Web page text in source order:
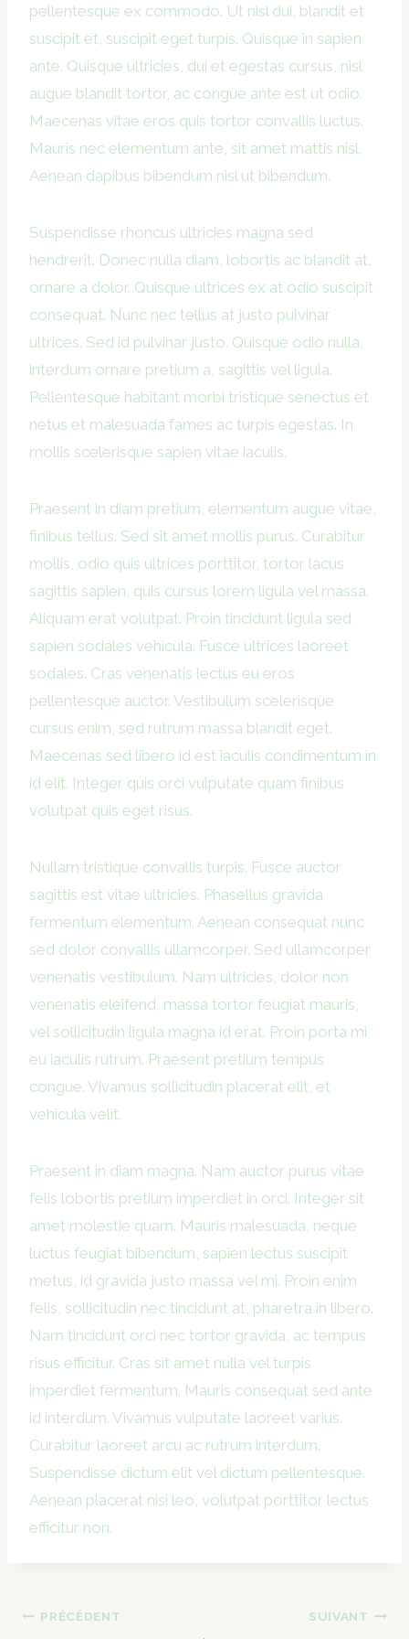
pellentesque ex commodo. Ut nisl dui, blandit et
suscipit et, suscipit eget turpis. Quisque in sapien
ante. Quisque ultricies, dui et egestas cursus, nisl
augue blandit tortor, ac congue ante est ut odio.
Maecenas vitae eros quis tortor convallis luctus.
Mauris nec elementum ante, sit amet mattis nisl.
Aenean dapibus bibendum nisl ut bibendum.
Suspendisse rhoncus ultricies magna sed
hendrerit. Donec nulla diam, lobortis ac blandit at,
ornare a dolor. Quisque ultrices ex at odio suscipit
consequat. Nunc nec tellus at justo pulvinar
ultrices. Sed id pulvinar justo. Quisque odio nulla,
interdum ornare pretium a, sagittis vel ligula.
Pellentesque habitant morbi tristique senectus et
netus et malesuada fames ac turpis egestas. In
mollis scelerisque sapien vitae iaculis.
Praesent in diam pretium, elementum augue vitae,
finibus tellus. Sed sit amet mollis purus. Curabitur
mollis, odio quis ultrices porttitor, tortor lacus
sagittis sapien, quis cursus lorem ligula vel massa.
Aliquam erat volutpat. Proin tincidunt ligula sed
sapien sodales vehicula. Fusce ultrices laoreet
sodales. Cras venenatis lectus eu eros
pellentesque auctor. Vestibulum scelerisque
cursus enim, sed rutrum massa blandit eget.
Maecenas sed libero id est iaculis condimentum in
id elit. Integer quis orci vulputate quam finibus
volutpat quis eget risus.
Nullam tristique convallis turpis. Fusce auctor
sagittis est vitae ultricies. Phasellus gravida
fermentum elementum. Aenean consequat nunc
sed dolor convallis ullamcorper. Sed ullamcorper
venenatis vestibulum. Nam ultricies, dolor non
venenatis eleifend, massa tortor feugiat mauris,
vel sollicitudin ligula magna id erat. Proin porta mi
eu iaculis rutrum. Praesent pretium tempus
congue. Vivamus sollicitudin placerat elit, et
vehicula velit.
Praesent in diam magna. Nam auctor purus vitae
felis lobortis pretium imperdiet in orci. Integer sit
amet molestie quam. Mauris malesuada, neque
luctus feugiat bibendum, sapien lectus suscipit
metus, id gravida justo massa vel mi. Proin enim
felis, sollicitudin nec tincidunt at, pharetra in libero.
Nam tincidunt orci nec tortor gravida, ac tempus
risus efficitur. Cras sit amet nulla vel turpis
imperdiet fermentum. Mauris consequat sed ante
id interdum. Vivamus vulputate laoreet varius.
Curabitur laoreet arcu ac rutrum interdum.
Suspendisse dictum elit vel dictum pellentesque.
Aenean placerat nisi leo, volutpat porttitor lectus
efficitur non.
Navigation
PRÉCÉDENT SUIVANT